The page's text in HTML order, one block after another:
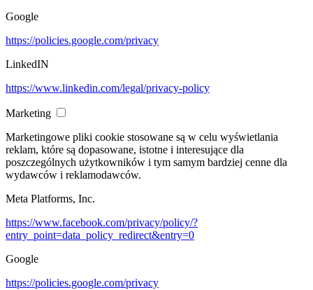
Google
https://policies.google.com/privacy
LinkedIN
https://www.linkedin.com/legal/privacy-policy
Marketing
Marketingowe pliki cookie stosowane są w celu wyświetlania
reklam, które są dopasowane, istotne i interesujące dla
poszczególnych użytkowników i tym samym bardziej cenne dla
wydawców i reklamodawców.
Meta Platforms, Inc.
https://www.facebook.com/privacy/policy/?
entry_point=data_policy_redirect&entry=0
Google
https://policies.google.com/privacy